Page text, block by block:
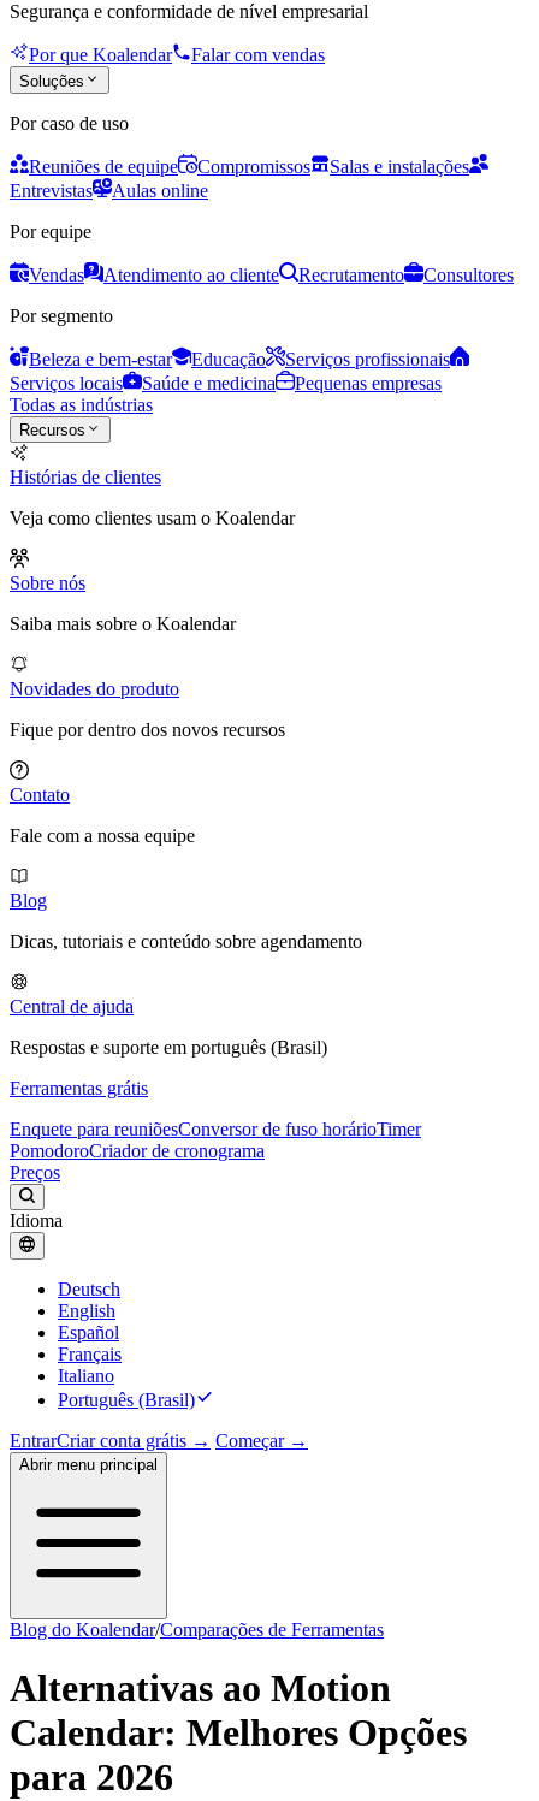
Segurança e conformidade de nível empresarial
Por que Koalendar Falar com vendas
Soluções
Por caso de uso
Reuniões de equipe Compromissos
Salas e instalações
Entrevistas
Aulas online
Por equipe
Vendas Atendimento ao cliente Recrutamento
Consultores
Por segmento
Beleza e bem-estar Educação
Serviços profissionais
Serviços locais
Saúde e medicina
Pequenas empresas
Todas as indústrias
Recursos
Histórias de clientes
Veja como clientes usam o Koalendar
Sobre nós
Saiba mais sobre o Koalendar
Novidades do produto
Fique por dentro dos novos recursos
Contato
Fale com a nossa equipe
Blog
Dicas, tutoriais e conteúdo sobre agendamento
Central de ajuda
Respostas e suporte em português (Brasil)
Ferramentas grátis
Enquete para reuniõesConversor de fuso horárioTimer
PomodoroCriador de cronograma
Preços
Idioma
Deutsch
English
Español
Français
Italiano
Português (Brasil)
EntrarCriar conta grátis → Começar →
Abrir menu principal
Blog do Koalendar/Comparações de Ferramentas
Alternativas ao Motion
Calendar: Melhores Opções
para 2026